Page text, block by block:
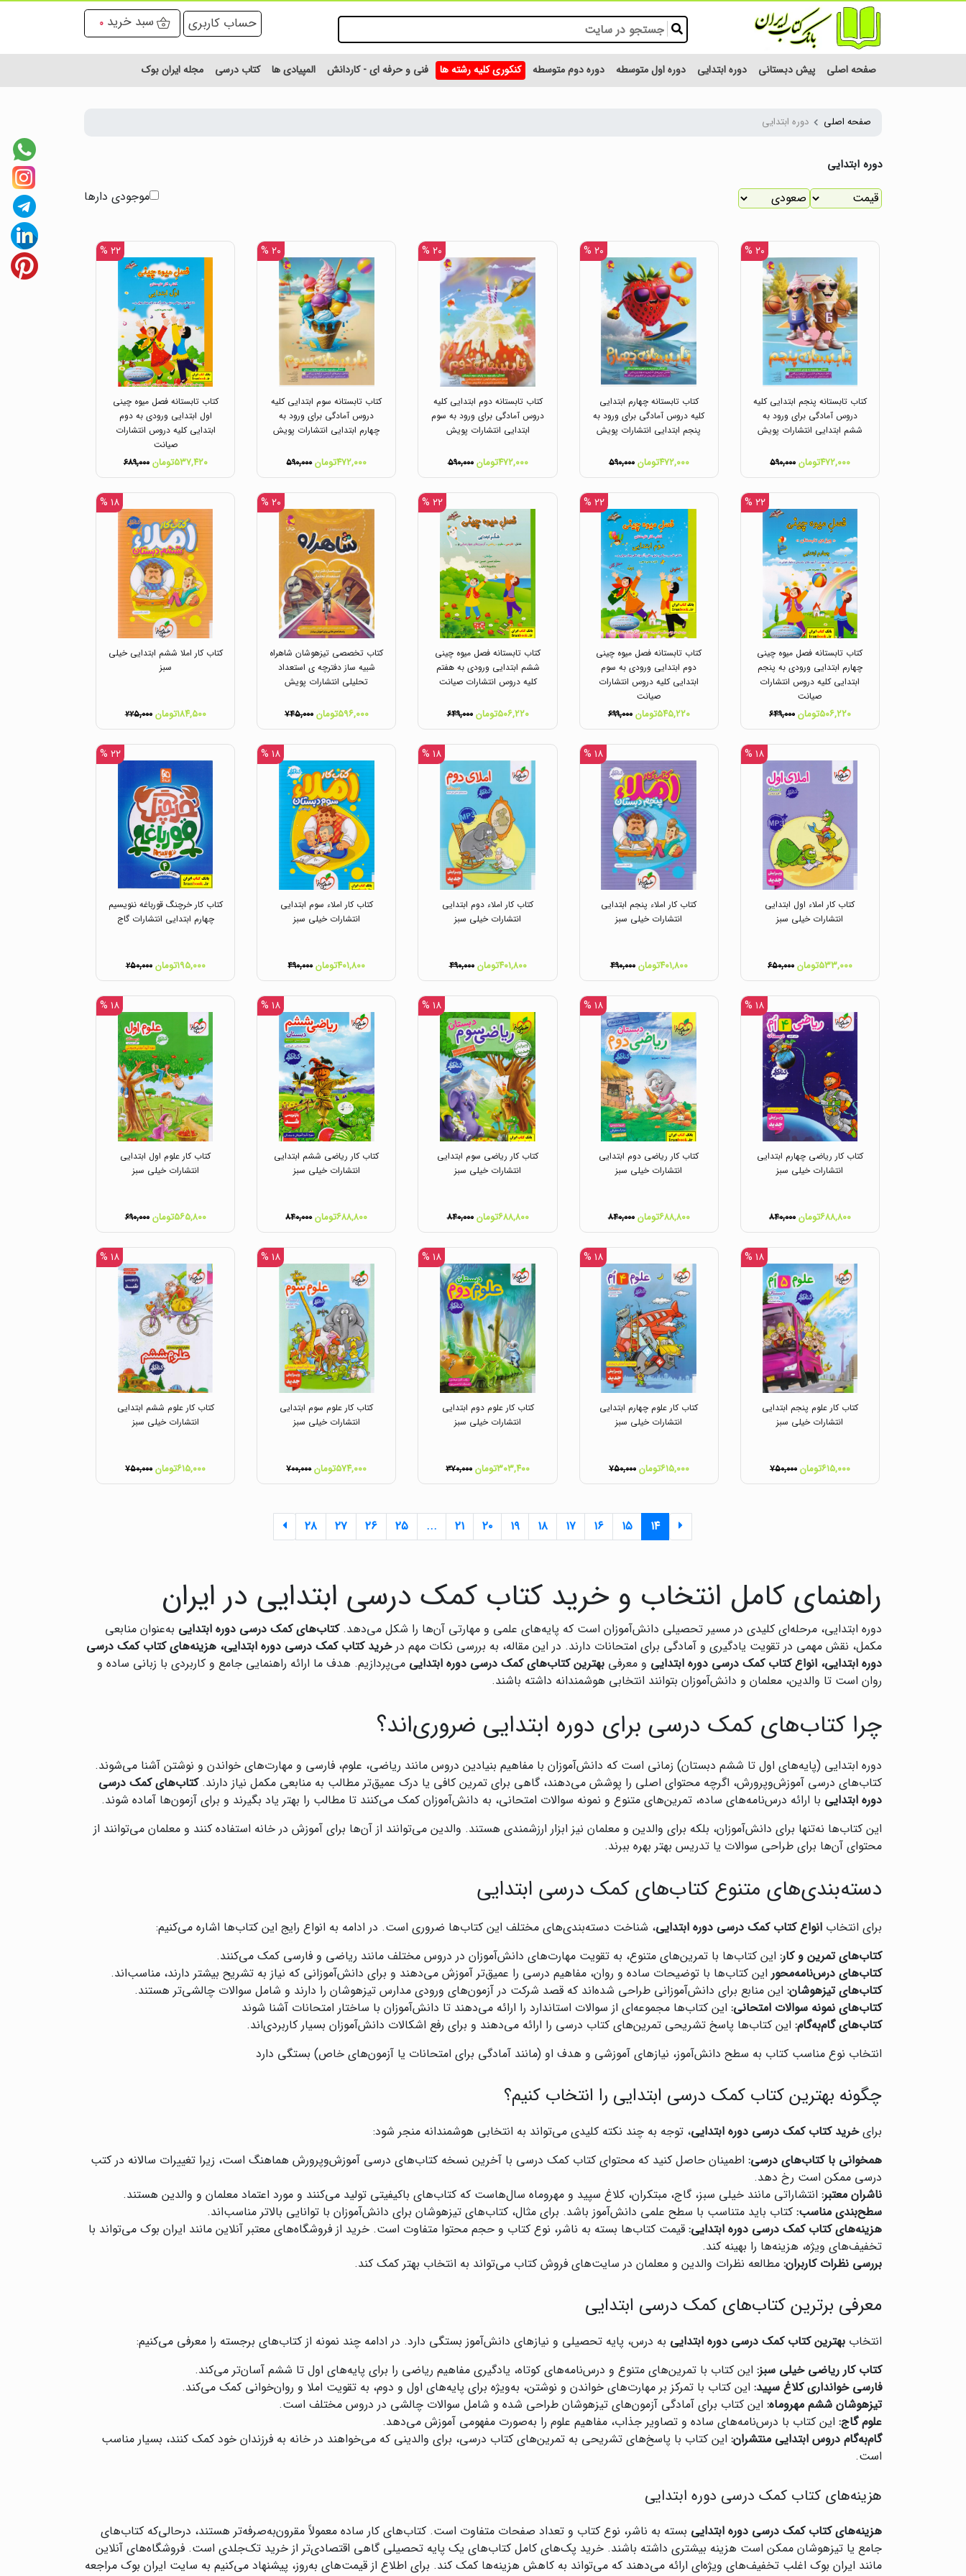
حساب کاربری سبد خرید 0
صفحه اصلی پیش دبستانی دوره ابتدایی دوره اول متوسطه دوره دوم متوسطه کنکوری کلیه رشته ها فنی و حرفه ای - کاردانش المپیادی ها کتاب درسی مجله ایران بوک
صفحه اصلی دوره ابتدایی
دوره ابتدایی
موجودی دارها
۲۰ %
کتاب تابستانه پنجم ابتدایی کلیه
دروس آمادگی برای ورود به
ششم ابتدایی انتشارات پویش
۴۷۲,۰۰۰تومان ۵۹۰,۰۰۰
۲۰ %
کتاب تابستانه چهارم ابتدایی
کلیه دروس آمادگی برای ورود به
پنجم ابتدایی انتشارات پویش
۴۷۲,۰۰۰تومان ۵۹۰,۰۰۰
۲۰ %
کتاب تابستانه دوم ابتدایی کلیه
دروس آمادگی برای ورود به سوم
ابتدایی انتشارات پویش
۴۷۲,۰۰۰تومان ۵۹۰,۰۰۰
۲۰ %
کتاب تابستانه سوم ابتدایی کلیه
دروس آمادگی برای ورود به
چهارم ابتدایی انتشارات پویش
۴۷۲,۰۰۰تومان ۵۹۰,۰۰۰
۲۲ %
کتاب تابستانه فصل میوه چینی
اول ابتدایی ورودی به دوم
ابتدایی کلیه دروس انتشارات
صیانت
۵۳۷,۴۲۰تومان ۶۸۹,۰۰۰
۲۲ %
کتاب تابستانه فصل میوه چینی
چهارم ابتدایی ورودی به پنجم
ابتدایی کلیه دروس انتشارات
صیانت
۵۰۶,۲۲۰تومان ۶۴۹,۰۰۰
۲۲ %
کتاب تابستانه فصل میوه چینی
دوم ابتدایی ورودی به سوم
ابتدایی کلیه دروس انتشارات
صیانت
۵۴۵,۲۲۰تومان ۶۹۹,۰۰۰
۲۲ %
کتاب تابستانه فصل میوه چینی
ششم ابتدایی ورودی به هفتم
کلیه دروس انتشارات صیانت
۵۰۶,۲۲۰تومان ۶۴۹,۰۰۰
۲۰ %
کتاب تخصصی تیزهوشان شاهراه
شبیه ساز دفترچه ی استعداد
تحلیلی انتشارات پویش
۵۹۶,۰۰۰تومان ۷۴۵,۰۰۰
۱۸ %
کتاب کار املا ششم ابتدایی خیلی
سبز
۱۸۴,۵۰۰تومان ۲۲۵,۰۰۰
۱۸ %
کتاب کار املاء اول ابتدایی
انتشارات خیلی سبز
۵۳۳,۰۰۰تومان ۶۵۰,۰۰۰
۱۸ %
کتاب کار املاء پنجم ابتدایی
انتشارات خیلی سبز
۴۰۱,۸۰۰تومان ۴۹۰,۰۰۰
۱۸ %
کتاب کار املاء دوم ابتدایی
انتشارات خیلی سبز
۴۰۱,۸۰۰تومان ۴۹۰,۰۰۰
۱۸ %
کتاب کار املاء سوم ابتدایی
انتشارات خیلی سبز
۴۰۱,۸۰۰تومان ۴۹۰,۰۰۰
۲۲ %
کتاب کار خرچنگ قورباغه ننویسیم
چهارم ابتدایی انتشارات گاج
۱۹۵,۰۰۰تومان ۲۵۰,۰۰۰
۱۸ %
کتاب کار ریاضی چهارم ابتدایی
انتشارات خیلی سبز
۶۸۸,۸۰۰تومان ۸۴۰,۰۰۰
۱۸ %
کتاب کار ریاضی دوم ابتدایی
انتشارات خیلی سبز
۶۸۸,۸۰۰تومان ۸۴۰,۰۰۰
۱۸ %
کتاب کار ریاضی سوم ابتدایی
انتشارات خیلی سبز
۶۸۸,۸۰۰تومان ۸۴۰,۰۰۰
۱۸ %
کتاب کار ریاضی ششم ابتدایی
انتشارات خیلی سبز
۶۸۸,۸۰۰تومان ۸۴۰,۰۰۰
۱۸ %
کتاب کار علوم اول ابتدایی
انتشارات خیلی سبز
۵۶۵,۸۰۰تومان ۶۹۰,۰۰۰
۱۸ %
کتاب کار علوم پنجم ابتدایی
انتشارات خیلی سبز
۶۱۵,۰۰۰تومان ۷۵۰,۰۰۰
۱۸ %
کتاب کار علوم چهارم ابتدایی
انتشارات خیلی سبز
۶۱۵,۰۰۰تومان ۷۵۰,۰۰۰
۱۸ %
کتاب کار علوم دوم ابتدایی
انتشارات خیلی سبز
۳۰۳,۴۰۰تومان ۳۷۰,۰۰۰
۱۸ %
کتاب کار علوم سوم ابتدایی
انتشارات خیلی سبز
۵۷۴,۰۰۰تومان ۷۰۰,۰۰۰
۱۸ %
کتاب کار علوم ششم ابتدایی
انتشارات خیلی سبز
۶۱۵,۰۰۰تومان ۷۵۰,۰۰۰
۱۴ ۱۵ ۱۶ ۱۷ ۱۸ ۱۹ ۲۰ ۲۱ ... ۲۵ ۲۶ ۲۷ ۲۸
راهنمای کامل انتخاب و خرید کتاب کمک درسی ابتدایی در ایران
دوره ابتدایی، مرحله‌ای کلیدی در مسیر تحصیلی دانش‌آموزان است که پایه‌های علمی و مهارتی آن‌ها را شکل می‌دهد.کتاب‌های کمک درسی دوره ابتدایی به‌عنوان منابعی
مکمل، نقش مهمی در تقویت یادگیری و آمادگی برای امتحانات دارند. در این مقاله، به بررسی نکات مهم درخرید کتاب کمک درسی دوره ابتدایی، هزینه‌های کتاب کمک درسی
دوره ابتدایی، انواع کتاب کمک درسی دوره ابتدایی و معرفی بهترین کتاب‌های کمک درسی دوره ابتدایی می‌پردازیم. هدف ما ارائه راهنمایی جامع و کاربردی با زبانی ساده و
روان است تا والدین، معلمان و دانش‌آموزان بتوانند انتخابی هوشمندانه داشته باشند.
چرا کتاب‌های کمک درسی برای دوره ابتدایی ضروری‌اند؟
دوره ابتدایی (پایه‌های اول تا ششم دبستان) زمانی است که دانش‌آموزان با مفاهیم بنیادین دروس مانند ریاضی، علوم، فارسی و مهارت‌های خواندن و نوشتن آشنا می‌شوند.
کتاب‌های درسی آموزش‌وپرورش، اگرچه محتوای اصلی را پوشش می‌دهند، گاهی برای تمرین کافی یا درک عمیق‌تر مطالب به منابعی مکمل نیاز دارند.کتاب‌های کمک درسی
دوره ابتدایی با ارائه درس‌نامه‌های ساده، تمرین‌های متنوع و نمونه سوالات امتحانی، به دانش‌آموزان کمک می‌کنند تا مطالب را بهتر یاد بگیرند و برای آزمون‌ها آماده شوند.
این کتاب‌ها نه‌تنها برای دانش‌آموزان، بلکه برای والدین و معلمان نیز ابزار ارزشمندی هستند. والدین می‌توانند از آن‌ها برای آموزش در خانه استفاده کنند و معلمان می‌توانند از
محتوای آن‌ها برای طراحی سوالات یا تدریس بهتر بهره ببرند.
دسته‌بندی‌های متنوع کتاب‌های کمک درسی ابتدایی
برای انتخاب انواع کتاب کمک درسی دوره ابتدایی، شناخت دسته‌بندی‌های مختلف این کتاب‌ها ضروری است. در ادامه به انواع رایج این کتاب‌ها اشاره می‌کنیم:
کتاب‌های تمرین و کار: این کتاب‌ها با تمرین‌های متنوع، به تقویت مهارت‌های دانش‌آموزان در دروس مختلف مانند ریاضی و فارسی کمک می‌کنند.
کتاب‌های درس‌نامه‌محور این کتاب‌ها با توضیحات ساده و روان، مفاهیم درسی را عمیق‌تر آموزش می‌دهند و برای دانش‌آموزانی که نیاز به تشریح بیشتر دارند، مناسب‌اند.
کتاب‌های تیزهوشان: این منابع برای دانش‌آموزانی طراحی شده‌اند که قصد شرکت در آزمون‌های ورودی مدارس تیزهوشان را دارند و شامل سوالات چالشی‌تر هستند.
کتاب‌های نمونه سوالات امتحانی: این کتاب‌ها مجموعه‌ای از سوالات استاندارد را ارائه می‌دهند تا دانش‌آموزان با ساختار امتحانات آشنا شوند
کتاب‌های گام‌به‌گام: این کتاب‌ها پاسخ تشریحی تمرین‌های کتاب درسی را ارائه می‌دهند و برای رفع اشکالات دانش‌آموزان بسیار کاربردی‌اند.
انتخاب نوع مناسب کتاب به سطح دانش‌آموز، نیازهای آموزشی و هدف او (مانند آمادگی برای امتحانات یا آزمون‌های خاص) بستگی دارد
چگونه بهترین کتاب کمک درسی ابتدایی را انتخاب کنیم؟
برایخرید کتاب کمک درسی دوره ابتدایی، توجه به چند نکته کلیدی می‌تواند به انتخابی هوشمندانه منجر شود:
همخوانی با کتاب‌های درسی: اطمینان حاصل کنید که محتوای کتاب کمک درسی با آخرین نسخه کتاب‌های درسی آموزش‌وپرورش هماهنگ است، زیرا تغییرات سالانه در کتب
درسی ممکن است رخ دهد.
ناشران معتبر: انتشاراتی مانند خیلی سبز، گاج، مبتکران، کلاغ سپید و مهروماه سال‌هاست که کتاب‌های باکیفیتی تولید می‌کنند و مورد اعتماد معلمان و والدین هستند.
سطح‌بندی مناسب: کتاب باید متناسب با سطح علمی دانش‌آموز باشد. برای مثال، کتاب‌های تیزهوشان برای دانش‌آموزان با توانایی بالاتر مناسب‌اند.
هزینه‌های کتاب کمک درسی دوره ابتدایی: قیمت کتاب‌ها بسته به ناشر، نوع کتاب و حجم محتوا متفاوت است. خرید از فروشگاه‌های معتبر آنلاین مانند ایران بوک می‌تواند با
تخفیف‌های ویژه، هزینه‌ها را بهینه کند.
بررسی نظرات کاربران: مطالعه نظرات والدین و معلمان در سایت‌های فروش کتاب می‌تواند به انتخاب بهتر کمک کند.
معرفی برترین کتاب‌های کمک درسی ابتدایی
انتخاب بهترین کتاب کمک درسی دوره ابتدایی به درس، پایه تحصیلی و نیازهای دانش‌آموز بستگی دارد. در ادامه چند نمونه از کتاب‌های برجسته را معرفی می‌کنیم:
کتاب کار ریاضی خیلی سبز: این کتاب با تمرین‌های متنوع و درس‌نامه‌های کوتاه، یادگیری مفاهیم ریاضی را برای پایه‌های اول تا ششم آسان‌تر می‌کند.
فارسی خوانداری کلاغ سپید: این کتاب با تمرکز بر مهارت‌های خواندن و نوشتن، به‌ویژه برای پایه‌های اول و دوم، به تقویت املا و روان‌خوانی کمک می‌کند.
تیزهوشان ششم مهروماه: این کتاب برای آمادگی آزمون‌های تیزهوشان طراحی شده و شامل سوالات چالشی در دروس مختلف است.
علوم گاج: این کتاب با درس‌نامه‌های ساده و تصاویر جذاب، مفاهیم علوم را به‌صورت مفهومی آموزش می‌دهد.
گام‌به‌گام دروس ابتدایی منتشران: این کتاب با پاسخ‌های تشریحی به تمرین‌های کتاب درسی، برای والدینی که می‌خواهند در خانه به فرزندان خود کمک کنند، بسیار مناسب
است.
هزینه‌های کتاب کمک درسی دوره ابتدایی
هزینه‌های کتاب کمک درسی دوره ابتدایی بسته به ناشر، نوع کتاب و تعداد صفحات متفاوت است. کتاب‌های کار ساده معمولاً مقرون‌به‌صرفه‌تر هستند، درحالی‌که کتاب‌های
جامع یا تیزهوشان ممکن است هزینه بیشتری داشته باشند. خرید پک‌های کامل کتاب‌های یک پایه تحصیلی گاهی اقتصادی‌تر از خرید تک‌جلدی است. فروشگاه‌های آنلاین
مانند ایران بوک اغلب تخفیف‌های ویژه‌ای ارائه می‌دهند که می‌تواند به کاهش هزینه‌ها کمک کند. برای اطلاع از قیمت‌های به‌روز، پیشنهاد می‌کنیم به سایت ایران بوک مراجعه